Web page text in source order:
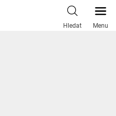
Hledat Menu